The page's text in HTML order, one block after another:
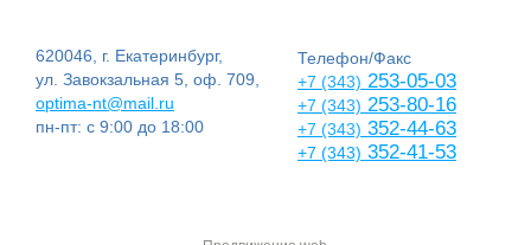
620046, г. Екатеринбург,
ул. Завокзальная 5, оф. 709,
optima-nt@mail.ru
пн-пт: с 9:00 до 18:00
Телефон/Факс
+7 (343) 253-05-03
+7 (343) 253-80-16
+7 (343) 352-44-63
+7 (343) 352-41-53